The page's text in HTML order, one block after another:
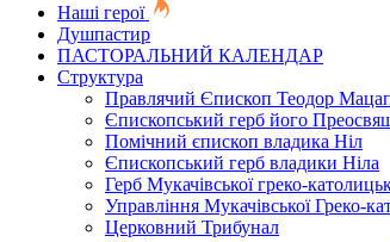
Наші герої
Душпастир
ПАСТОРАЛЬНИЙ КАЛЕНДАР
Структура
Правлячий Єпископ Теодор
Єпископський герб його
Помічний єпископ владика Ніл
Єпископський герб владики Ніла
Герб Мукачівської греко-
Управління Мукачівської Греко-
Церковний Трибунал